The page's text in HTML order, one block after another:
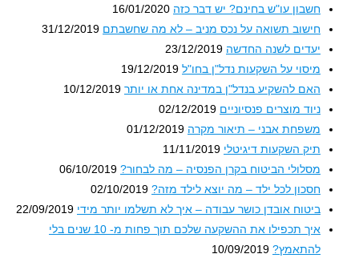
חשבון עו"ש בחינם? יש דבר כזה 16/01/2020
חישוב תשואה על נכס מניב – לא מה שחשבתם 31/12/2019
יעדים לשנה החדשה 23/12/2019
מיסוי על השקעות נדל"ן בחו"ל 19/12/2019
האם להשקיע בנדל"ן במדינה אחת או יותר 10/12/2019
ניוד מוצרים פנסיוניים 02/12/2019
משפחת אבני – תיאור מקרה 01/12/2019
תיק השקעות דיגיטלי 11/11/2019
מסלולי הביטוח בקרן הפנסיה – מה לבחור? 06/10/2019
חסכון לכל ילד – מה יוצא לילד מזה? 02/10/2019
ביטוח אובדן כושר עבודה – איך לא תשלמו יותר מידי 22/09/2019
איך תכפילו את ההשקעה שלכם תוך פחות מ- 10 שנים בלי
להתאמץ? 10/09/2019